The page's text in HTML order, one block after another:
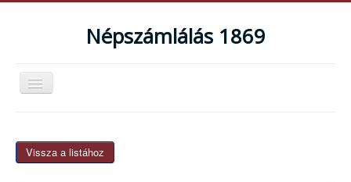
Népszámlálás 1869
Navigáció
váltása
Bemutatkozás
Vissza a listához